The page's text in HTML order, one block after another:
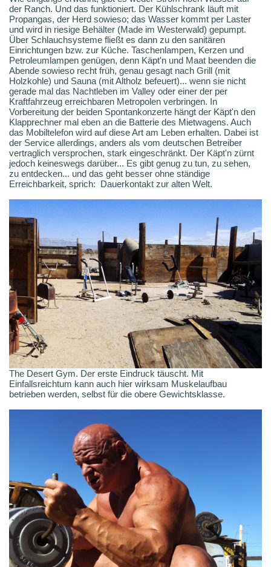
der Ranch. Und das funktioniert. Der Kühlschrank läuft mit
Propangas, der Herd sowieso; das Wasser kommt per Laster
und wird in riesige Behälter (Made im Westerwald) gepumpt.
Über Schlauchsysteme fließt es dann zu den sanitären
Einrichtungen bzw. zur Küche. Taschenlampen, Kerzen und
Petroleumlampen genügen, denn Käpt'n und Maat beenden die
Abende sowieso recht früh, genau gesagt nach Grill (mit
Holzkohle) und Sauna (mit Altholz befeuert)... wenn sie nicht
gerade mal das Nachtleben im Valley oder einer der per
Kraftfahrzeug erreichbaren Metropolen verbringen. In
Vorbereitung der beiden Spontankonzerte hängt der Käpt'n den
Klapprechner mal eben an die Batterie des Mietwagens. Auch
das Mobiltelefon wird auf diese Art am Leben erhalten. Dabei ist
der Service allerdings, anders als vom deutschen Betreiber
vertraglich versprochen, stark eingeschränkt. Der Käpt'n zürnt
jedoch keineswegs darüber... Es gibt genug zu tun, zu sehen,
zu entdecken... und das geht besser ohne ständige
Erreichbarkeit, sprich: Dauerkontakt zur alten Welt.
The Desert Gym. Der erste Eindruck täuscht. Mit
Einfallsreichtum kann auch hier wirksam Muskelaufbau
betrieben werden, selbst für die obere Gewichtsklasse.